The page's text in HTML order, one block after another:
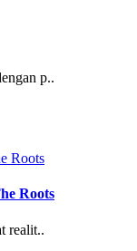
p..
Roots
realit..